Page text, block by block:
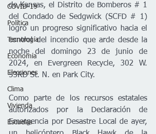
COVID-19
Política
Tecnología
Economía
Elecciones
Clima
Vivienda
Escuelas
de Kansas, el Distrito de Bomberos # 1
del Condado de Sedgwick (SCFD # 1)
logró un progreso significativo hacia el
control del incendio que arde desde la
noche del domingo 23 de junio de
2024, en Evergreen Recycle, 302 W.
53RD St. N. en Park City.
Como parte de los recursos estatales
autorizados por la Declaración de
Emergencia por Desastre Local de ayer,